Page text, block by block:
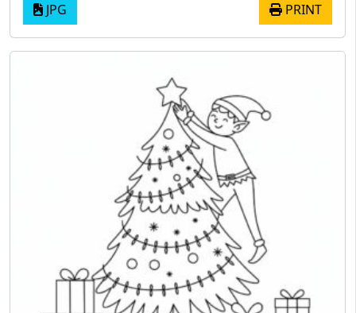
JPG PRINT